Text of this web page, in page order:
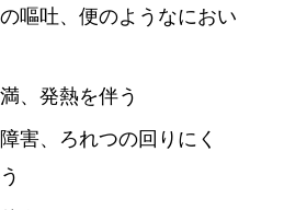
嘔吐、便のようなにおい
、発熱を伴う
害、ろれつの回りにく